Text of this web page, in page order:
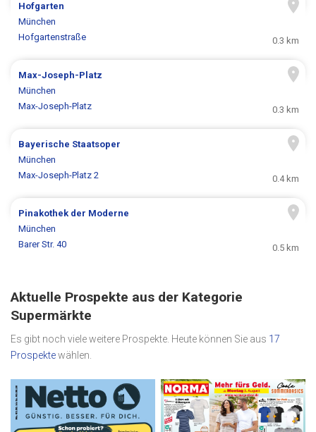
Hofgarten
München
Hofgartenstraße
0.3 km
Max-Joseph-Platz
München
Max-Joseph-Platz
0.3 km
Bayerische Staatsoper
München
Max-Joseph-Platz 2
0.4 km
Pinakothek der Moderne
München
Barer Str. 40
0.5 km
Aktuelle Prospekte aus der Kategorie
Supermärkte
Es gibt noch viele weitere Prospekte. Heute können Sie aus 17
Prospektewählen.